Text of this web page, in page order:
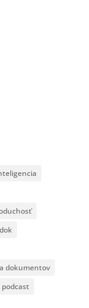
dokumentov
podcast